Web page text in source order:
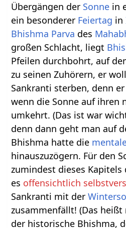
Übergängen der Sonne in
ein besonderer Feiertag in
Bhishma Parva des
großen Schlacht, liegt
Pfeilen durchbohrt, auf
zu seinen Zuhörern, er
Sankranti sterben, denn
wenn die Sonne auf ihren
umkehrt. (Das ist war
denn dann geht man auf
Bhishma hatte die
hinauszuzögern. Für den
zumindest dieses Kapitels
es offensichtlich
Sankranti mit der
zusammenfällt! (Das
der historische Bhishma,